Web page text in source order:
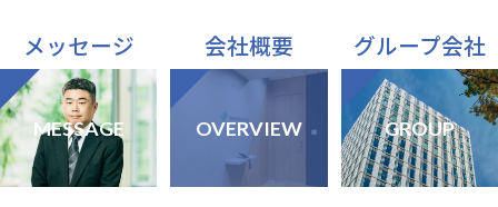
メッセージ
MESSAGE
会社概要
OVERVIEW
グループ会社
GROUP